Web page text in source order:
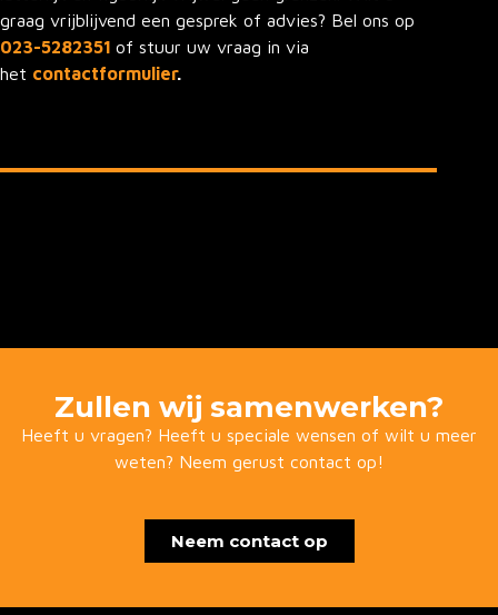
graag vrijblijvend een gesprek of advies? Bel ons op
023-5282351 of stuur uw vraag in via
het contactformulier.
Zullen wij samenwerken?
Heeft u vragen? Heeft u speciale wensen of wilt u meer
weten? Neem gerust contact op!
Neem contact op